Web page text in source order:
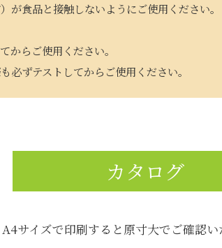
が食品と接触しないようにご使用ください。
からご使用ください。
必ずテストしてからご使用ください。
カタログ
A4サイズで印刷すると原寸大でご確認い